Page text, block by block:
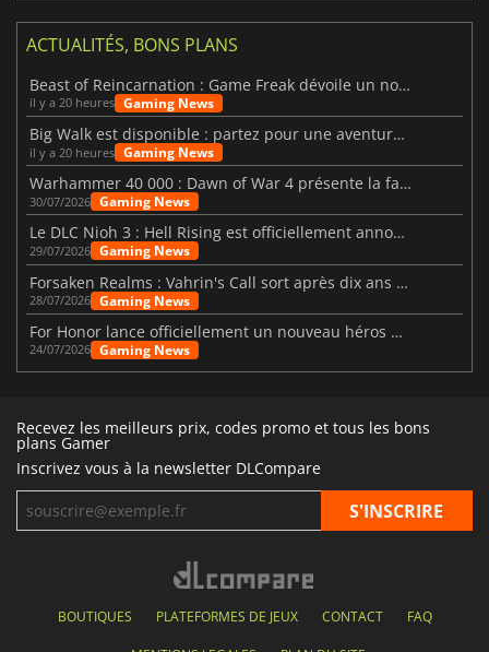
ACTUALITÉS, BONS PLANS
Beast of Reincarnation : Game Freak dévoile un nouveau pari
il y a 20 heures Gaming News
Big Walk est disponible : partez pour une aventure entre amis
il y a 20 heures Gaming News
Warhammer 40 000 : Dawn of War 4 présente la faction des Nécrons
30/07/2026 Gaming News
Le DLC Nioh 3 : Hell Rising est officiellement annoncé
29/07/2026 Gaming News
Forsaken Realms : Vahrin's Call sort après dix ans de développement
28/07/2026 Gaming News
For Honor lance officiellement un nouveau héros nommé Arakure
24/07/2026 Gaming News
Recevez les meilleurs prix, codes promo et tous les bons
plans Gamer
Inscrivez vous à la newsletter DLCompare
BOUTIQUES PLATEFORMES DE JEUX CONTACT FAQ